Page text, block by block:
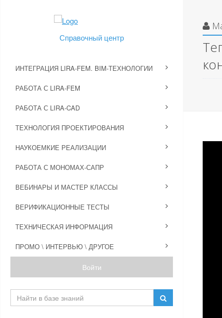
Справочный центр
ИНТЕГРАЦИЯ LIRA-FEM. BIM-ТЕХНОЛОГИИ
РАБОТА С LIRA-FEM
РАБОТА С LIRA-CAD
ТЕХНОЛОГИЯ ПРОЕКТИРОВАНИЯ
НАУКОЕМКИЕ РЕАЛИЗАЦИИ
РАБОТА С МОНОМАХ-САПР
ВЕБИНАРЫ И МАСТЕР КЛАССЫ
ВЕРИФИКАЦИОННЫЕ ТЕСТЫ
ТЕХНИЧЕСКАЯ ИНФОРМАЦИЯ
ПРОМО \ ИНТЕРВЬЮ \ ДРУГОЕ
Войти